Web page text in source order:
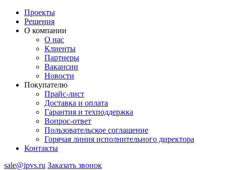
Проекты
Решения
О компании
О нас
Клиенты
Партнеры
Вакансии
Новости
Покупателю
Прайс-лист
Доставка и оплата
Гарантия и техподдержка
Вопрос-ответ
Пользовательское соглашение
Горячая линия исполнительного директора
Контакты
sale@ipvs.ru Заказать звонок